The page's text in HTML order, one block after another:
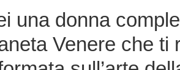
una donna
Venere che ti